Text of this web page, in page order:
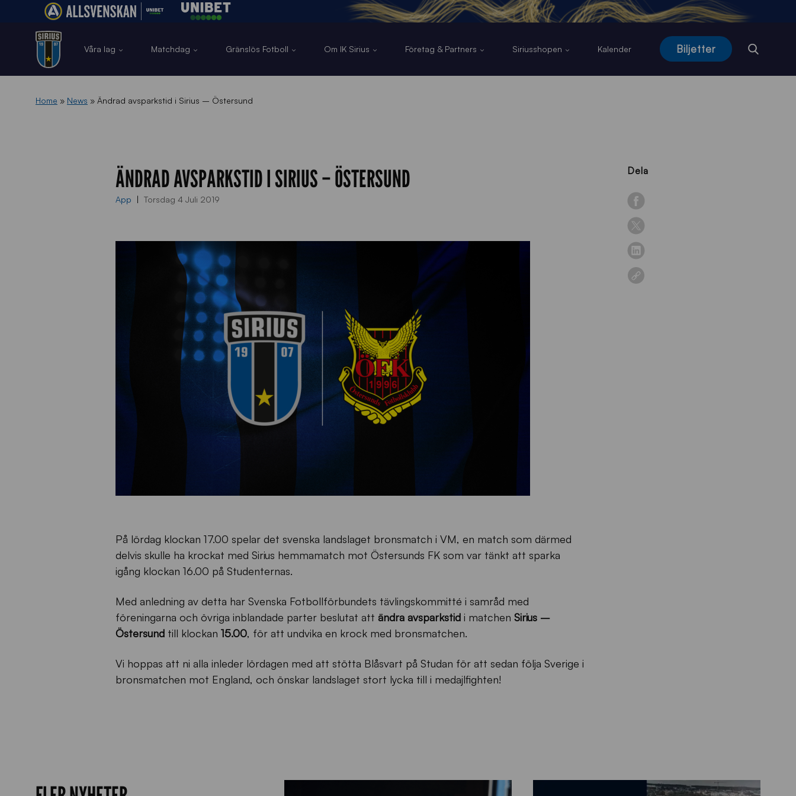
Våra lag Matchdag Gränslös Fotboll Om IK Sirius Företag & Partners Siriusshopen Kalender Biljetter
Home » News » Ändrad avsparkstid i Sirius – Östersund
Dela
ÄNDRAD AVSPARKSTID I SIRIUS – ÖSTERSUND
App Torsdag 4 Juli 2019
På lördag klockan 17.00 spelar det svenska landslaget bronsmatch i VM, en match som därmed
delvis skulle ha krockat med Sirius hemmamatch mot Östersunds FK som var tänkt att sparka
igång klockan 16.00 på Studenternas.
Med anledning av detta har Svenska Fotbollförbundets tävlingskommitté i samråd med
föreningarna och övriga inblandade parter beslutat att ändra avsparkstid i matchen Sirius –
Östersund till klockan 15.00, för att undvika en krock med bronsmatchen.
Vi hoppas att ni alla inleder lördagen med att stötta Blåsvart på Studan för att sedan följa Sverige i
bronsmatchen mot England, och önskar landslaget stort lycka till i medajlfighten!